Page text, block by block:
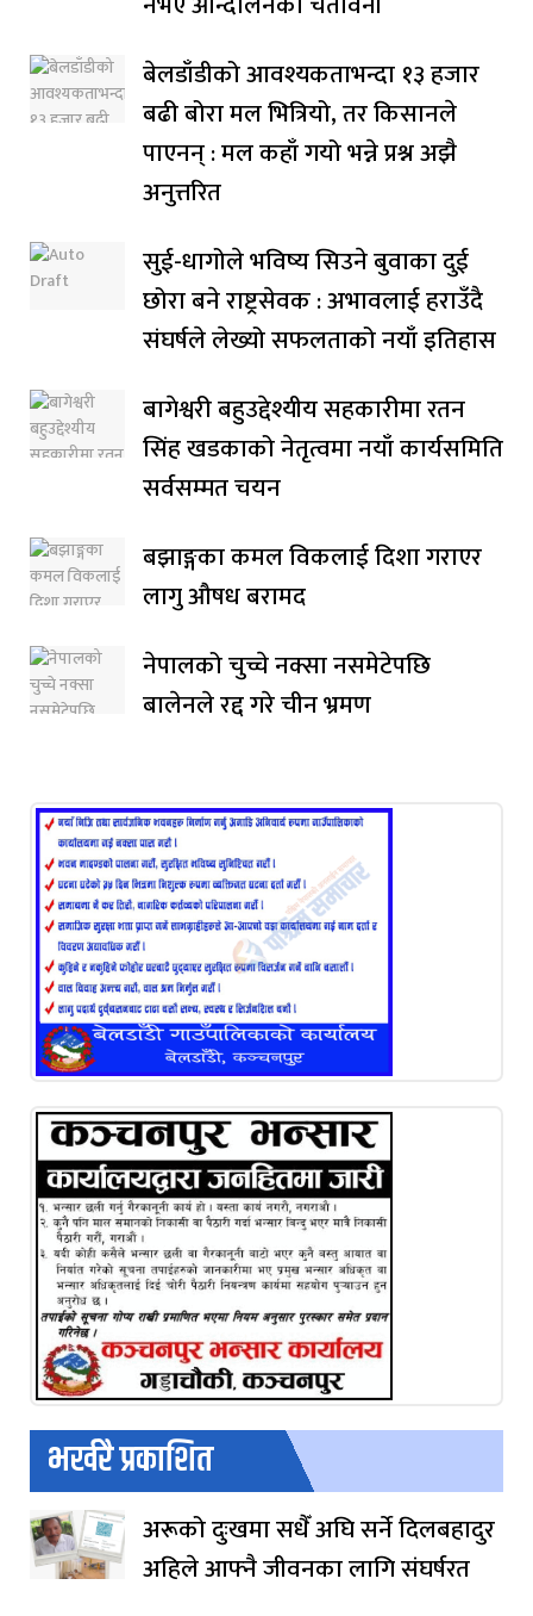
बेलडाँडीको आवश्यकताभन्दा १३ हजार
बढी बोरा मल भित्रियो, तर किसानले
पाएनन् : मल कहाँ गयो भन्ने प्रश्न अझै
अनुत्तरित
सुई-धागोले भविष्य सिउने बुवाका दुई
छोरा बने राष्ट्रसेवक : अभावलाई हराउँदै
संघर्षले लेख्यो सफलताको नयाँ इतिहास
बागेश्वरी बहुउद्देश्यीय सहकारीमा रतन
सिंह खडकाको नेतृत्वमा नयाँ कार्यसमिति
सर्वसम्मत चयन
बझाङ्गका कमल विकलाई दिशा गराएर
लागु औषध बरामद
नेपालको चुच्चे नक्सा नसमेटेपछि
बालेनले रद्द गरे चीन भ्रमण
भर्खरै प्रकाशित
अरूको दुःखमा सधैँ अघि सर्ने दिलबहादुर
अहिले आफ्नै जीवनका लागि संघर्षरत